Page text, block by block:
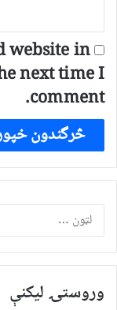
website in
next time I
comment.
وروستۍ ليکنې